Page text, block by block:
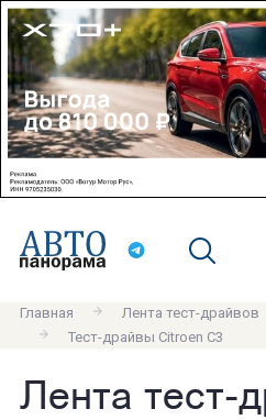
Главная Лента тест-драйвов
Тест-драйвы Citroen C3
Лента тест-